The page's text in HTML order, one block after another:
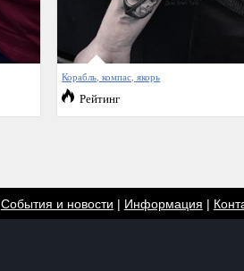
Корабль, компас, якорь
Рейтинг
События и новости | Информация |